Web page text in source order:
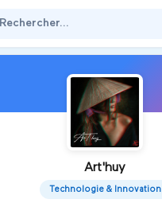
Rechercher...
Art'huy
Technologie & Innovation